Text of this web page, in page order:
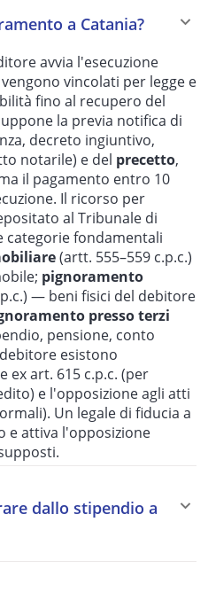
a Catania?
avvia l'esecuzione
vincolati per legge e
fino al recupero del
la previa notifica di
decreto ingiuntivo,
notarile) e del precetto,
il pagamento entro 10
Il ricorso per
al Tribunale di
categorie fondamentali
(artt. 555–559 c.p.c.)
pignoramento
— beni fisici del debitore
presso terzi
pensione, conto
esistono
ex art. 615 c.p.c. (per
e l'opposizione agli atti
Un legale di fiducia a
e attiva l'opposizione
dallo stipendio a